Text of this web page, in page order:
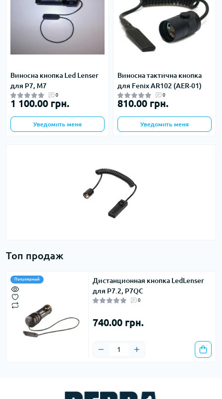
Виносна кнопка Led Lenser
для P7, М7
0
1 100.00 грн.
Уведомить меня
Виносна тактична кнопка
для Fenix AR102 (AER-01)
0
810.00 грн.
Уведомить меня
Топ продаж
Популярный
Дистанционная кнопка LedLenser
для P7.2, P7QC
0
740.00 грн.